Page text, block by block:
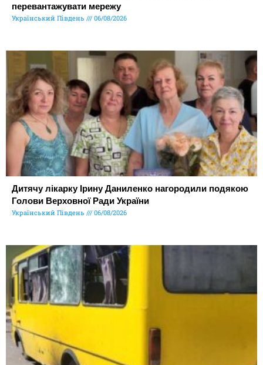
перевантажувати мережу
Український Південь 06/08/2026
Дитячу лікарку Ірину Даниленко нагородили подякою
Голови Верховної Ради України
Український Південь 06/08/2026